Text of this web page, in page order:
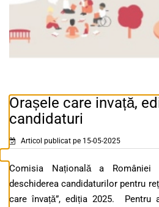
Orașele care invață,
candidaturi
Articol publicat pe 15-05-2025
Comisia Națională a României
deschiderea candidaturilor pentru
care învață”, ediția 2025. Pentru